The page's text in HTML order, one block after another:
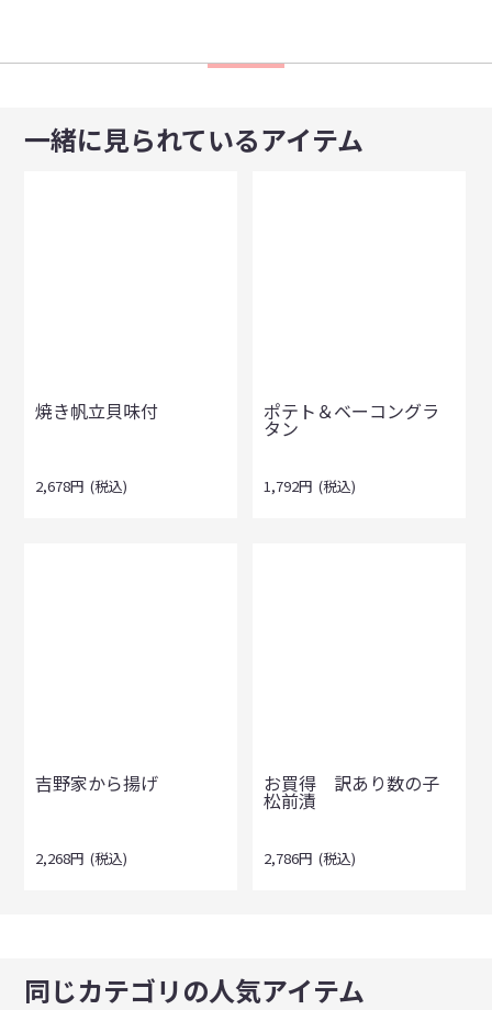
一緒に見られているアイテム
焼き帆立貝味付
2,678円 (税込)
ポテト＆ベーコングラ
タン
1,792円 (税込)
吉野家から揚げ
2,268円 (税込)
お買得 訳あり数の子
松前漬
2,786円 (税込)
同じカテゴリの人気アイテム